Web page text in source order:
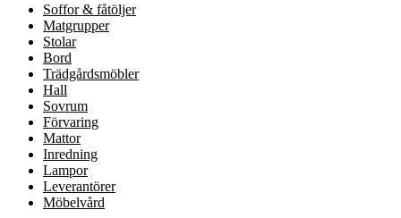
Soffor & fåtöljer
Matgrupper
Stolar
Bord
Trädgårdsmöbler
Hall
Sovrum
Förvaring
Mattor
Inredning
Lampor
Leverantörer
Möbelvård